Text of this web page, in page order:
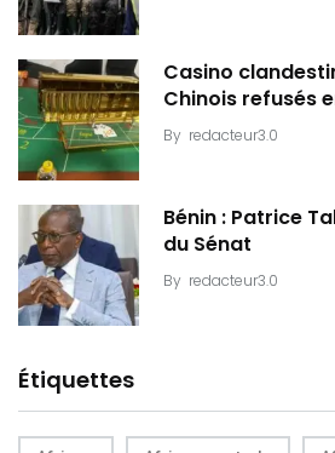
Casino
Chinois refusés
By redacteur3.0
Bénin : Patrice
du Sénat
By redacteur3.0
Étiquettes